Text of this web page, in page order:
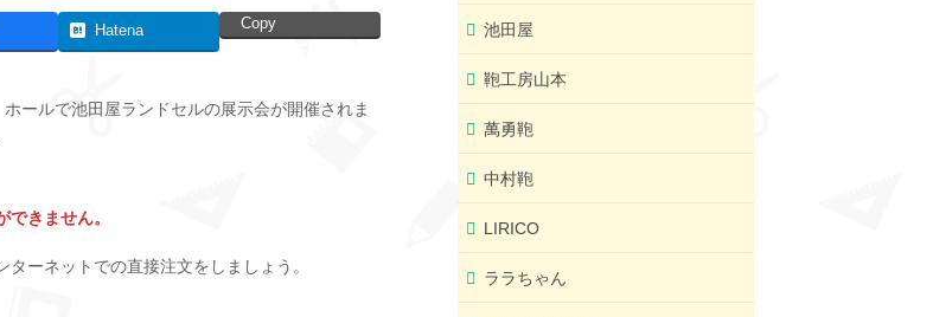
Hatena Copy
ルで池田屋ランドセルの展示会が開催されま
きません。
ーネットでの直接注文をしましょう。
池田屋
鞄工房山本
萬勇鞄
中村鞄
LIRICO
ララちゃん